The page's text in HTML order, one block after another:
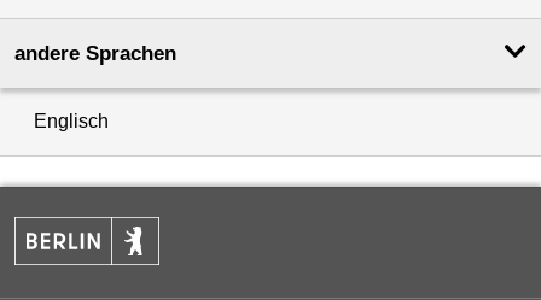
andere Sprachen
Englisch